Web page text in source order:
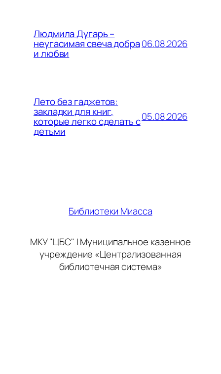
Людмила Дугарь –
неугасимая свеча добра
и любви
06.08.2026
Лето без гаджетов:
закладки для книг,
которые легко сделать с
детьми
05.08.2026
Библиотеки Миасса
МКУ "ЦБС" | Муниципальное казенное
учреждение «Централизованная
библиотечная система»